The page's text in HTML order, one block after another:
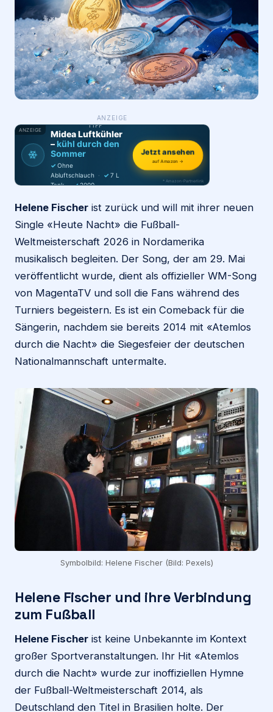
Login
Firma eintragen
ANZEIGE
ANZEIGE
❄
PRODUKT-
TIPP
Midea Luftkühler
–kühl durch den
Sommer
✓ Ohne
Abluftschlauch · ✓ 7 L
Tank · ✓2000
Jetzt ansehen
auf Amazon →
* Amazon-Partnerlink
Helene Fischer ist zurück und will mit ihrer neuen
Single «Heute Nacht» die Fußball-
Weltmeisterschaft 2026 in Nordamerika
musikalisch begleiten. Der Song, der am 29. Mai
veröffentlicht wurde, dient als offizieller WM-Song
von MagentaTV und soll die Fans während des
Turniers begeistern. Es ist ein Comeback für die
Sängerin, nachdem sie bereits 2014 mit «Atemlos
durch die Nacht» die Siegesfeier der deutschen
Nationalmannschaft untermalte.
Symbolbild: Helene Fischer (Bild: Pexels)
Helene Fischer und ihre Verbindung
zum Fußball
Helene Fischer ist keine Unbekannte im Kontext
großer Sportveranstaltungen. Ihr Hit «Atemlos
durch die Nacht» wurde zur inoffiziellen Hymne
der Fußball-Weltmeisterschaft 2014, als
Deutschland den Titel in Brasilien holte. Der